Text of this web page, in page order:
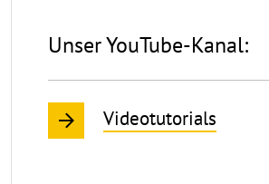
Unser YouTube-Kanal:
Videotutorials